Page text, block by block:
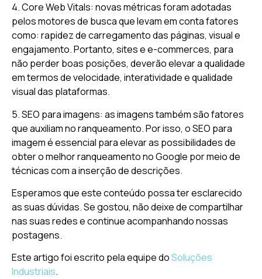
4. Core Web Vitals: novas métricas foram adotadas
pelos motores de busca que levam em conta fatores
como: rapidez de carregamento das páginas, visual e
engajamento. Portanto, sites e e-commerces, para
não perder boas posições, deverão elevar a qualidade
em termos de velocidade, interatividade e qualidade
visual das plataformas.
5. SEO para imagens: as imagens também são fatores
que auxiliam no ranqueamento. Por isso, o SEO para
imagem é essencial para elevar as possibilidades de
obter o melhor ranqueamento no Google por meio de
técnicas com a inserção de descrições.
Esperamos que este conteúdo possa ter esclarecido
as suas dúvidas. Se gostou, não deixe de compartilhar
nas suas redes e continue acompanhando nossas
postagens.
Este artigo foi escrito pela equipe doSoluções
Industriais.